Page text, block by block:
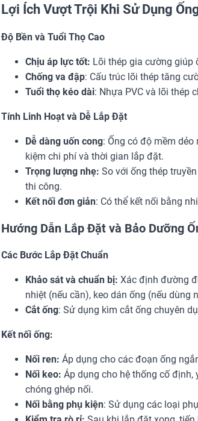
Lợi Ích Vượt Trội Khi Sử Dụng
Độ Bền và Tuổi Thọ Cao
Chịu áp lực tốt: Lõi thép gia cường giúp
Chống va đập: Cấu trúc lõi thép tăng
Tuổi thọ kéo dài: Nhựa PVC và lõi thép
Tính Linh Hoạt và Dễ Lắp Đặt
Dễ dàng uốn cong: Ống có độ mềm
kiệm chi phí và thời gian lắp đặt.
Trọng lượng nhẹ: So với ống thép
thi công.
Kết nối đơn giản: Có thể kết nối bằng
Hướng Dẫn Lắp Đặt và Bảo Dưỡng
Các Bước Lắp Đặt Chuẩn
Khảo sát và chuẩn bị: Xác định đường
nhiệt (nếu cần), keo dán ống (nếu dùng
Cắt ống: Sử dụng kìm cắt ống chuyên
Kết nối ống:
Nối ren: Áp dụng cho các đoạn ống
Nối keo: Áp dụng cho hệ thống cố định,
chóng ghép nối.
Nối bằng phụ kiện: Sử dụng các loại